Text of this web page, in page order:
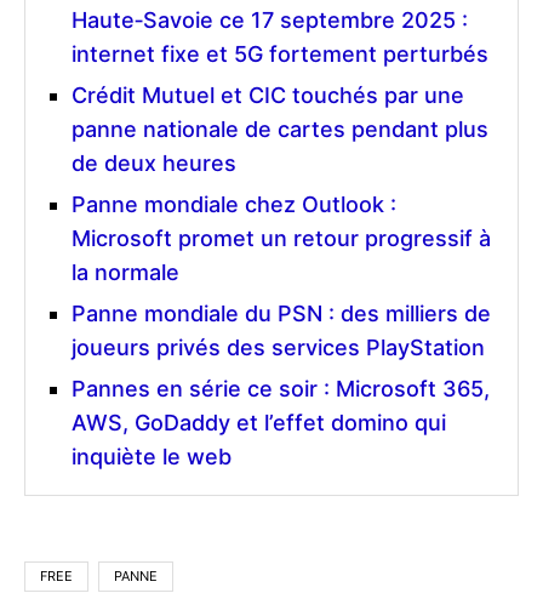
Haute‑Savoie ce 17 septembre 2025 :
internet fixe et 5G fortement perturbés
Crédit Mutuel et CIC touchés par une
panne nationale de cartes pendant plus
de deux heures
Panne mondiale chez Outlook :
Microsoft promet un retour progressif à
la normale
Panne mondiale du PSN : des milliers de
joueurs privés des services PlayStation
Pannes en série ce soir : Microsoft 365,
AWS, GoDaddy et l’effet domino qui
inquiète le web
FREE PANNE